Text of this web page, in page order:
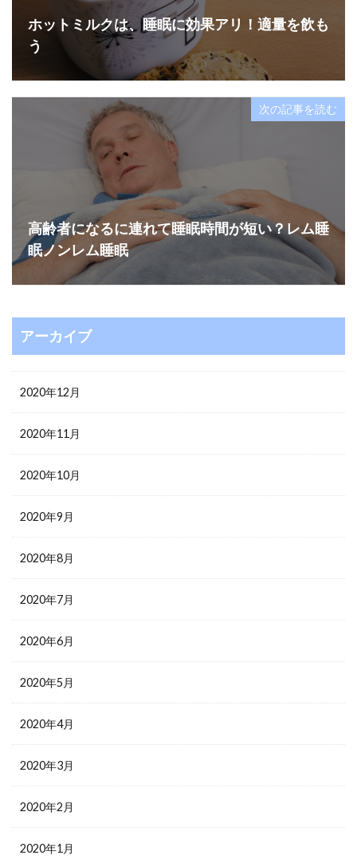
ホットミルクは、睡眠に効果アリ！適量を飲も
う
次の記事を読む
高齢者になるに連れて睡眠時間が短い？レム睡
眠ノンレム睡眠
アーカイブ
2020年12月
2020年11月
2020年10月
2020年9月
2020年8月
2020年7月
2020年6月
2020年5月
2020年4月
2020年3月
2020年2月
2020年1月